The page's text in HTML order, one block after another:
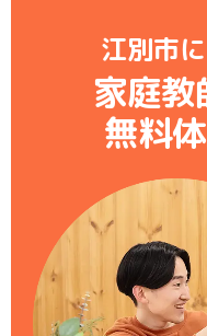
江別市
家庭教
無料